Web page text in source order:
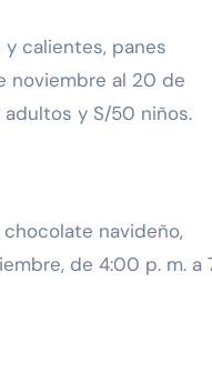
calientes, panes
noviembre al 20 de
y S/50 niños.
navideño,
de 4:00 p. m. a